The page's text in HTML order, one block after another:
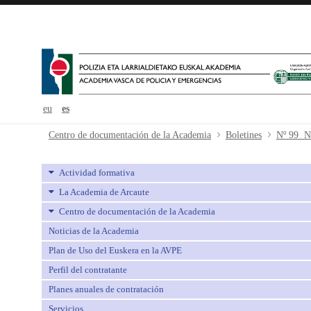
eu es
Nº 99 Noviembre - avpe
Centro de documentación de la Academia Boletines Nº 99
Actividad formativa
La Academia de Arcaute
Centro de documentación de la Academia
Noticias de la Academia
Plan de Uso del Euskera en la AVPE
Perfil del contratante
Planes anuales de contratación
Servicios